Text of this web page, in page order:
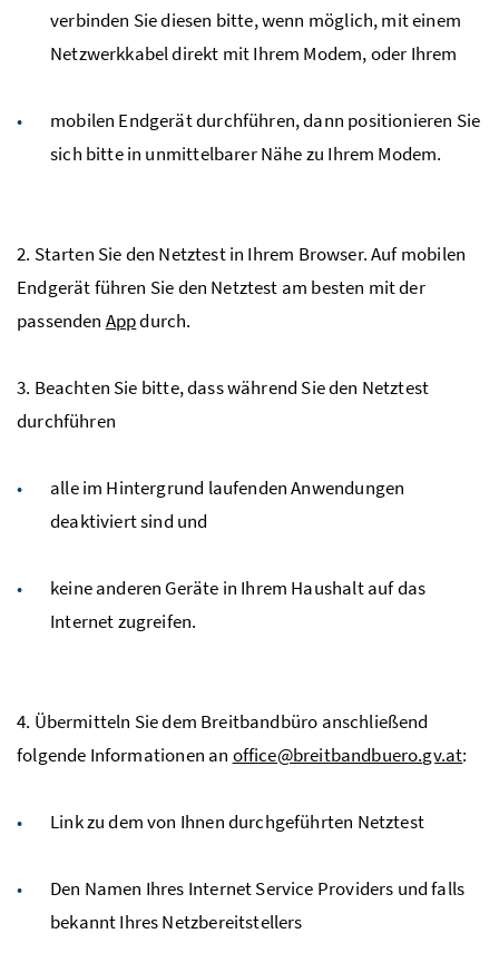
verbinden Sie diesen bitte, wenn möglich, mit einem
Netzwerkkabel direkt mit Ihrem Modem, oder Ihrem
mobilen Endgerät durchführen, dann positionieren Sie
sich bitte in unmittelbarer Nähe zu Ihrem Modem.
2. Starten Sie den Netztest in Ihrem Browser. Auf mobilen
Endgerät führen Sie den Netztest am besten mit der
passenden Appdurch.
3. Beachten Sie bitte, dass während Sie den Netztest
durchführen
alle im Hintergrund laufenden Anwendungen
deaktiviert sind und
keine anderen Geräte in Ihrem Haushalt auf das
Internet zugreifen.
4. Übermitteln Sie dem Breitbandbüro anschließend
folgende Informationen an office@breitbandbuero.gv.at:
Link zu dem von Ihnen durchgeführten Netztest
Den Namen Ihres Internet Service Providers und falls
bekannt Ihres Netzbereitstellers